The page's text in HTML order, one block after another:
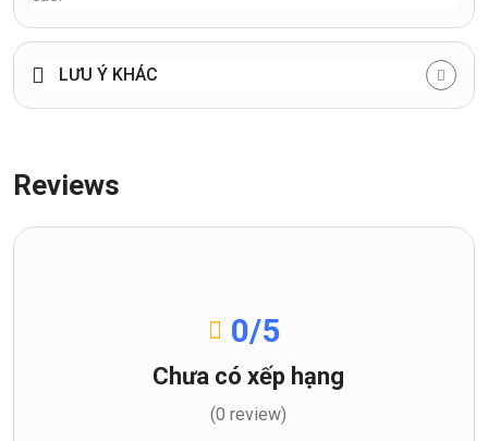
LƯU Ý KHÁC
Reviews
0/5
Chưa có xếp hạng
(0 review)